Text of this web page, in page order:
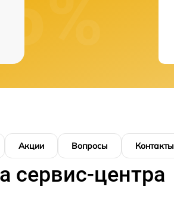
Акции Вопросы Контакты
сервис-центра